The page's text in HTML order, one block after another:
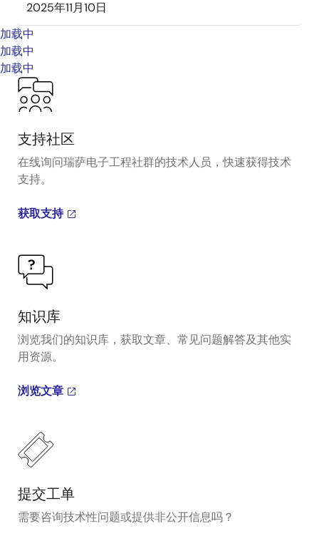
2025年11月10日
加载中
加载中
加载中
支持社区
在线询问瑞萨电子工程社群的技术人员，快速获得技术
支持。
获取支持
知识库
浏览我们的知识库，获取文章、常见问题解答及其他实
用资源。
浏览文章
提交工单
需要咨询技术性问题或提供非公开信息吗？